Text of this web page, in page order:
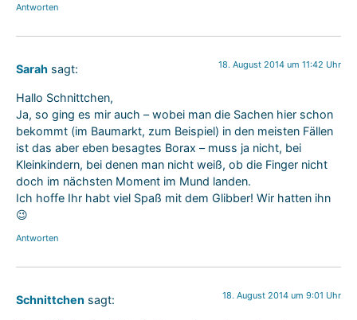
Antworten
Sarah sagt: 18. August 2014 um 11:42 Uhr
Hallo Schnittchen,
Ja, so ging es mir auch – wobei man die Sachen hier schon
bekommt (im Baumarkt, zum Beispiel) in den meisten Fällen
ist das aber eben besagtes Borax – muss ja nicht, bei
Kleinkindern, bei denen man nicht weiß, ob die Finger nicht
doch im nächsten Moment im Mund landen.
Ich hoffe Ihr habt viel Spaß mit dem Glibber! Wir hatten ihn
😉
Antworten
Schnittchen sagt: 18. August 2014 um 9:01 Uhr